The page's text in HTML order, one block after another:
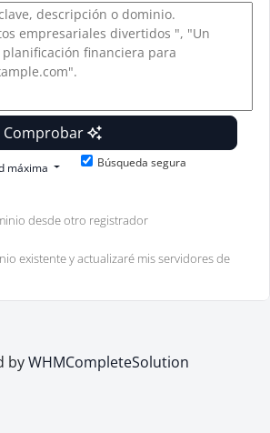
Comprobar
máxima Búsqueda segura
desde otro registrador
existente y actualizaré mis servidores de
byWHMCompleteSolution